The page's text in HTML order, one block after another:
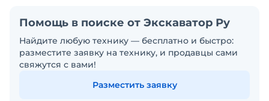
Помощь в поиске от Экскаватор Ру
Найдите любую технику — бесплатно и быстро:
разместите заявку на технику, и продавцы сами
свяжутся с вами!
Разместить заявку